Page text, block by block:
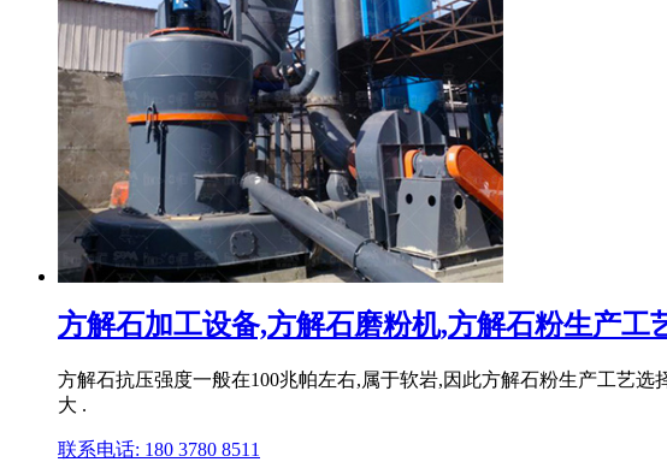
方解石加工设备,方解石磨粉机,方解石粉生产工
方解石抗压强度一般在100兆帕左右,属于软岩,因此方解石粉生产工艺
大 .
联系电话: 180 3780 8511